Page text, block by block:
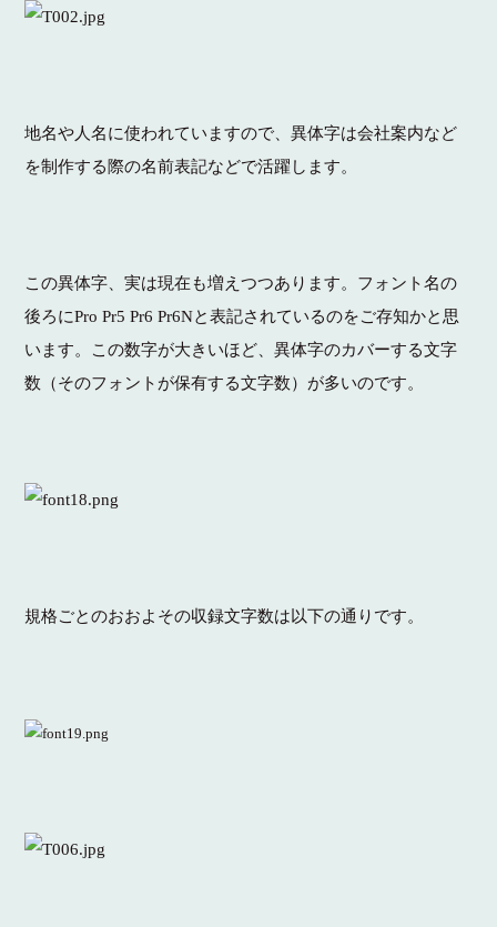
地名や人名に使われていますので、異体字は会社案内など
を制作する際の名前表記などで活躍します。
この異体字、実は現在も増えつつあります。 フォント名の
後ろにPro Pr5 Pr6 Pr6Nと表記されているのをご存知かと思
います。この数字が大きいほど、異体字のカバーする文字
数（そのフォントが保有する文字数）が多いのです。
規格ごとのおおよその収録文字数は以下の通りです。